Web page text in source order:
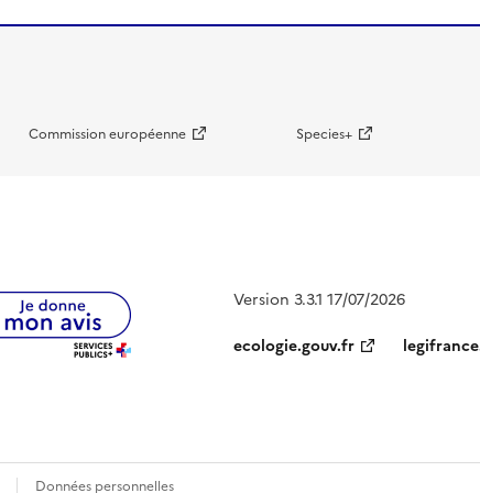
Commission européenne Species+
Version 3.3.1 17/07/2026
ecologie.gouv.fr
Données personnelles